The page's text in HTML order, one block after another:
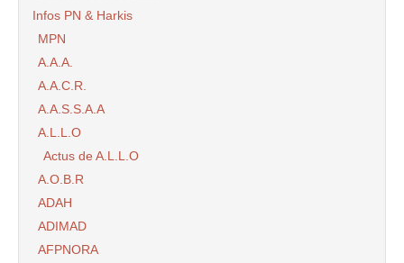
Infos PN & Harkis
MPN
A.A.A.
A.A.C.R.
A.A.S.S.A.A
A.L.L.O
Actus de A.L.L.O
A.O.B.R
ADAH
ADIMAD
AFPNORA